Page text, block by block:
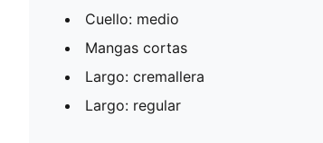
Cuello: medio
Mangas cortas
Largo: cremallera
Largo: regular